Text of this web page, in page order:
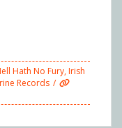
Hath No Fury,Irish
Records